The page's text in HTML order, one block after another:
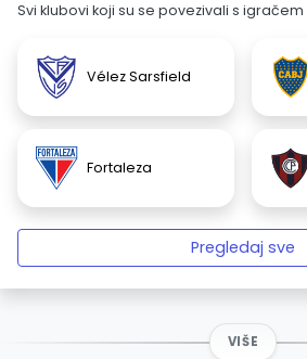
Svi klubovi koji su se povezivali s igračem
Vélez Sarsfield
Fortaleza
Pregledaj sve
VIŠE